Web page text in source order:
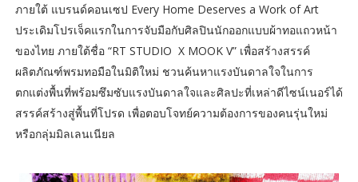
ภายใต้ แบรนด์คอนเซป Every Home Deserves a Work of Art
ประเดิมโปรเจ็คแรกในการจับมือกับศิลปินนักออกแบบผ้าทอแถวหน้า
ของไทย ภายใต้ชื่อ “RT STUDIO X MOOK V” เพื่อสร้างสรรค์
ผลิตภัณฑ์พรมทอมือในมิติใหม่ ชวนค้นหาแรงบันดาลใจในการ
ตกแต่งพื้นที่พร้อมซึมซับแรงบันดาลใจและศิลปะที่เหล่าดีไซน์เนอร์ได้
สรรค์สร้างสู่พื้นที่โปรด เพื่อตอบโจทย์ความต้องการของคนรุ่นใหม่
หรือกลุ่มมิลเลนเนียล